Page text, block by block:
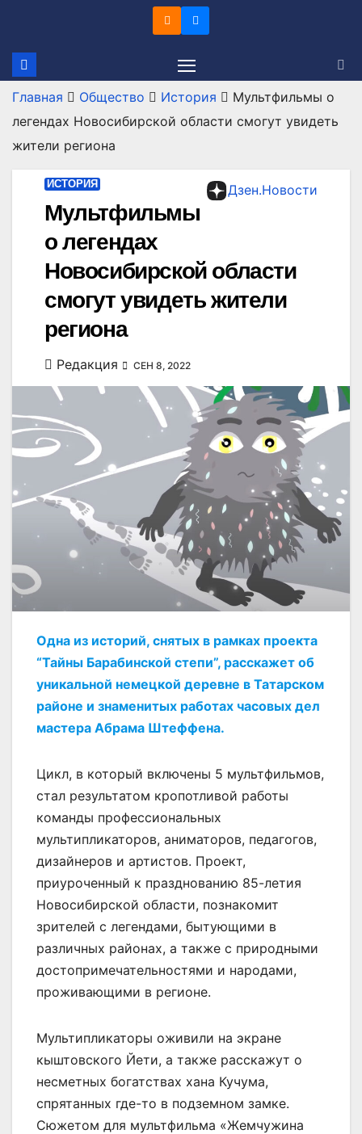
содержимому
Главная Общество История
Мультфильмы о
легендах Новосибирской области смогут увидеть
жители региона
Дзен.Новости
ИСТОРИЯ
Мультфильмы
о легендах
Новосибирской области
смогут увидеть жители
региона
Редакция СЕН 8, 2022
Одна из историй, снятых в рамках проекта
“Тайны Барабинской степи”, расскажет об
уникальной немецкой деревне в Татарском
районе и знаменитых работах часовых дел
мастера Абрама Штеффена.
Цикл, в который включены 5 мультфильмов,
стал результатом кропотливой работы
команды профессиональных
мультипликаторов, аниматоров, педагогов,
дизайнеров и артистов. Проект,
приуроченный к празднованию 85-летия
Новосибирской области, познакомит
зрителей с легендами, бытующими в
различных районах, а также с природными
достопримечательностями и народами,
проживающими в регионе.
Мультипликаторы оживили на экране
кыштовского Йети, а также расскажут о
несметных богатствах хана Кучума,
спрятанных где-то в подземном замке.
Сюжетом для мультфильма «Жемчужина